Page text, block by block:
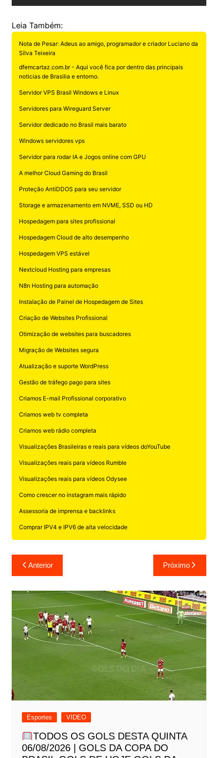
Leia Também:
Nota de Pesar: Adeus ao amigo, programador e criador Luciano da
Silva Teixeira
dfemcartaz.com.br - Aqui você fica por dentro das principais
noticias de Brasilia e entorno.
Servidor VPS Brasil Windows e Linux
Servidores para Wireguard Server
Servidor dedicado no Brasil mais barato
Windows servidores vps
Servidor para rodar IA e Jogos online com GPU
A melhor Cloud Gaming do Brasil
Proteção AntiDDOS para seu servidor
Storage e armazenamento em NVME, SSD ou HD
Hospedagem para sites profissional
Hospedagem Cloud de alto desempenho
Hospedagem VPS estável
Nextcloud Hosting para empresas
N8n Hosting para automação
Instalação de Painel de Hospedagem de Sites
Criação de Websites Profissional
Otimização de websites para buscadores
Migração de Websites segura
Atualização e suporte WordPress
Gestão de tráfego pago para sites
Criamos E-mail Profissional corporativo
Criamos web tv completa
Criamos web rádio completa
Visualizações Brasileiras e reais para vídeos doYouTube
Visualizações reais para vídeos Rumble
Visualizações reais para vídeos Odysee
Como crescer no instagram mais rápido
Assessoria de imprensa e backlinks
Comprar IPV4 e IPV6 de alta velocidade
Navegação
de
Post
Anterior Próximo
Esportes VIDEO
TODOS OS GOLS DESTA QUINTA
06/08/2026 | GOLS DA COPA DO